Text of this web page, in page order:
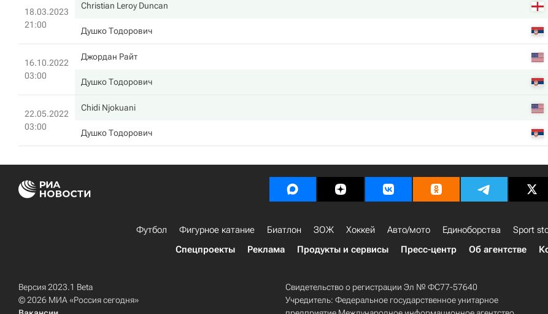
18.03.2023
21:00
Christian Leroy Duncan
Душко Тодорович
16.10.2022
03:00
Джордан Райт
Душко Тодорович
22.05.2022
03:00
Chidi Njokuani
Душко Тодорович
Футбол Фигурное катание Биатлон ЗОЖ Хоккей Авто/мото Единоборства Sport
Спецпроекты
Реклама Продукты и сервисы Пресс-центр Об агентстве
Версия 2023.1 Beta
© 2026 МИА «Россия сегодня»
Свидетельство о регистрации Эл № ФС77-57640
Учредитель: Федеральное государственное унитарное